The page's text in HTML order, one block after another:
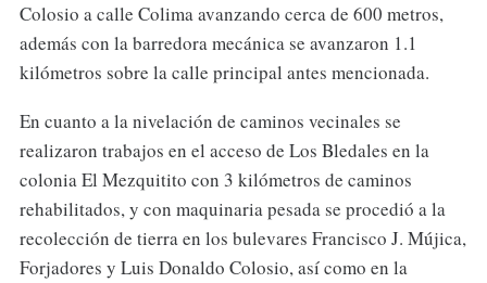
Colosio a calle Colima avanzando cerca de 600 metros,
además con la barredora mecánica se avanzaron 1.1
kilómetros sobre la calle principal antes mencionada.
En cuanto a la nivelación de caminos vecinales se
realizaron trabajos en el acceso de Los Bledales en la
colonia El Mezquitito con 3 kilómetros de caminos
rehabilitados, y con maquinaria pesada se procedió a la
recolección de tierra en los bulevares Francisco J. Mújica,
Forjadores y Luis Donaldo Colosio, así como en la